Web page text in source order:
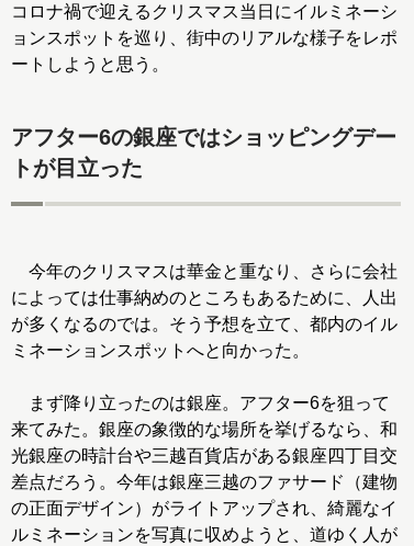
コロナ禍で迎えるクリスマス当日にイルミネーシ
ョンスポットを巡り、街中のリアルな様子をレポ
ートしようと思う。
アフター6の銀座ではショッピングデー
トが目立った
今年のクリスマスは華金と重なり、さらに会社
によっては仕事納めのところもあるために、人出
が多くなるのでは。そう予想を立て、都内のイル
ミネーションスポットへと向かった。
まず降り立ったのは銀座。アフター6を狙って
来てみた。銀座の象徴的な場所を挙げるなら、和
光銀座の時計台や三越百貨店がある銀座四丁目交
差点だろう。今年は銀座三越のファサード（建物
の正面デザイン）がライトアップされ、綺麗なイ
ルミネーションを写真に収めようと、道ゆく人が